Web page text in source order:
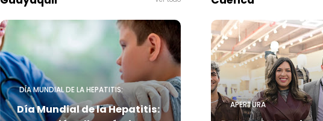
DÍA MUNDIAL DE LA HEPATITIS:
Día Mundial de la Hepatitis:
APERTURA